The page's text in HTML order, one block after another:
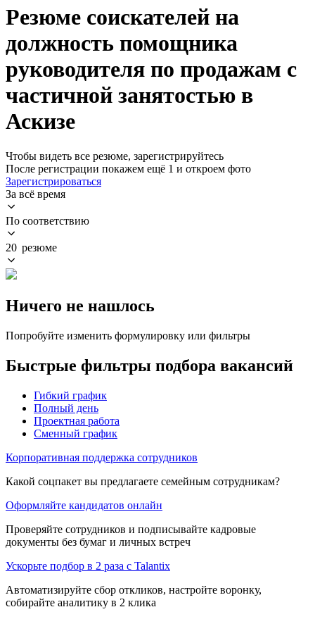
Резюме соискателей на
должность помощника
руководителя по продажам с
частичной занятостью в
Аскизе
Чтобы видеть все резюме, зарегистрируйтесь
После регистрации покажем ещё 1 и откроем фото
Зарегистрироваться
За всё время
По соответствию
20 резюме
Ничего не нашлось
Попробуйте изменить формулировку или фильтры
Быстрые фильтры подбора вакансий
Гибкий график
Полный день
Проектная работа
Сменный график
Корпоративная поддержка сотрудников
Какой соцпакет вы предлагаете семейным сотрудникам?
Оформляйте кандидатов онлайн
Проверяйте сотрудников и подписывайте кадровые
документы без бумаг и личных встреч
Ускорьте подбор в 2 раза с Talantix
Автоматизируйте сбор откликов, настройте воронку,
собирайте аналитику в 2 клика